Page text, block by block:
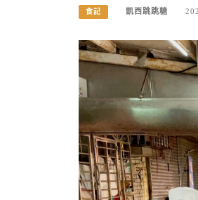
食記 凱西跳跳糖